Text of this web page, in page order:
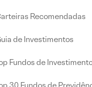
Recomendadas
de Investimentos
Fundos de